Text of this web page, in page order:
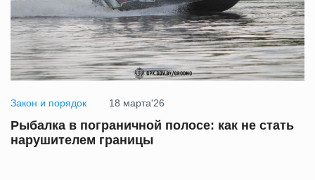
Закон и порядок 18 марта'26
Рыбалка в пограничной полосе: как не стать
нарушителем границы